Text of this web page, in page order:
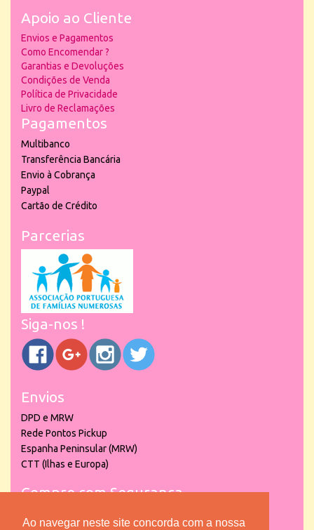
Ao navegar neste site concorda com a nossa
Apoio ao Cliente
Envios e Pagamentos
Como Encomendar ?
Garantias e Devoluções
Condições de Venda
Política de Privacidade
Livro de Reclamações
Pagamentos
Multibanco
Transferência Bancária
Envio à Cobrança
Paypal
Cartão de Crédito
Parcerias
Siga-nos !
Envios
DPD e MRW
Rede Pontos Pickup
Espanha Peninsular (MRW)
CTT (Ilhas e Europa)
Compre com Segurança